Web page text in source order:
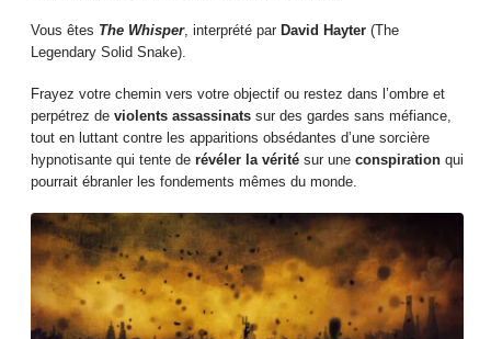
Vous êtes The Whisper, interprété par David Hayter (The
Legendary Solid Snake).
Frayez votre chemin vers votre objectif ou restez dans l’ombre et
perpétrez deviolents assassinats sur des gardes sans méfiance,
tout en luttant contre les apparitions obsédantes d’une sorcière
hypnotisante qui tente derévéler la vérité sur uneconspiration qui
pourrait ébranler les fondements mêmes du monde.